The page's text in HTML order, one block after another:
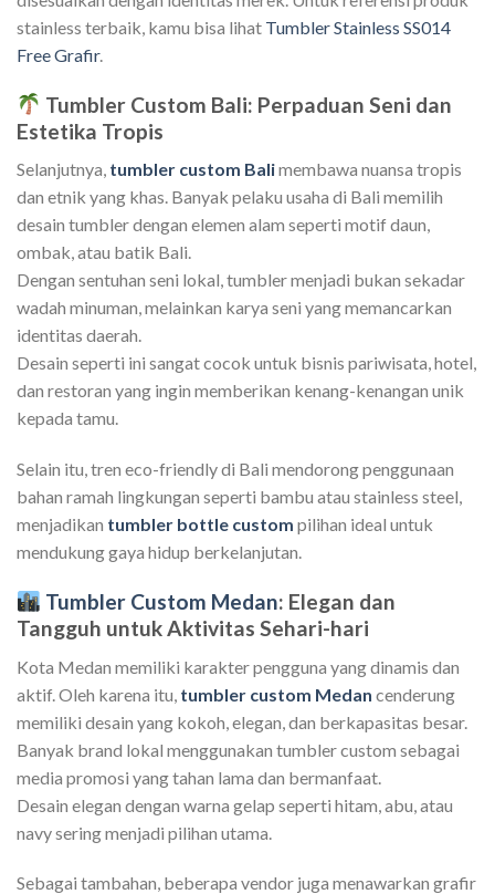
stainless terbaik, kamu bisa lihat Tumbler Stainless SS014
Free Grafir.
Tumbler Custom Bali: Perpaduan Seni dan
Estetika Tropis
Selanjutnya, tumbler custom Balimembawa nuansa tropis
dan etnik yang khas. Banyak pelaku usaha di Bali memilih
desain tumbler dengan elemen alam seperti motif daun,
ombak, atau batik Bali.
Dengan sentuhan seni lokal, tumbler menjadi bukan sekadar
wadah minuman, melainkan karya seni yang memancarkan
identitas daerah.
Desain seperti ini sangat cocok untuk bisnis pariwisata, hotel,
dan restoran yang ingin memberikan kenang-kenangan unik
kepada tamu.
Selain itu, tren eco-friendly di Bali mendorong penggunaan
bahan ramah lingkungan seperti bambu atau stainless steel,
menjadikan tumbler bottle custom pilihan ideal untuk
mendukung gaya hidup berkelanjutan.
Tumbler Custom Medan: Elegan dan
Tangguh untuk Aktivitas Sehari-hari
Kota Medan memiliki karakter pengguna yang dinamis dan
aktif. Oleh karena itu, tumbler custom Medan cenderung
memiliki desain yang kokoh, elegan, dan berkapasitas besar.
Banyak brand lokal menggunakan tumbler custom sebagai
media promosi yang tahan lama dan bermanfaat.
Desain elegan dengan warna gelap seperti hitam, abu, atau
navy sering menjadi pilihan utama.
Sebagai tambahan, beberapa vendor juga menawarkan grafir